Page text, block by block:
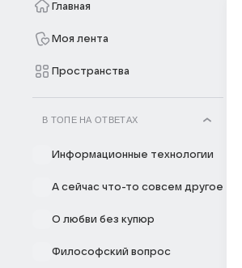
Главная
Моя лента
Пространства
В ТОПЕ НА ОТВЕТАХ
Информационные технологии
А сейчас что-то совсем другое
О любви без купюр
Философский вопрос